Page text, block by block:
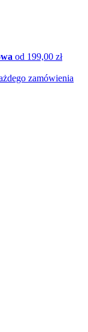
od 199,00 zł
zamówienia